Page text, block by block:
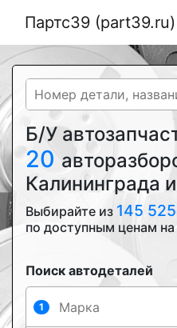
Партс39 (part39.ru)
Б/У
20
Калининграда
Выбирайте из 145 525
по доступным ценам
Поиск автодеталей
1